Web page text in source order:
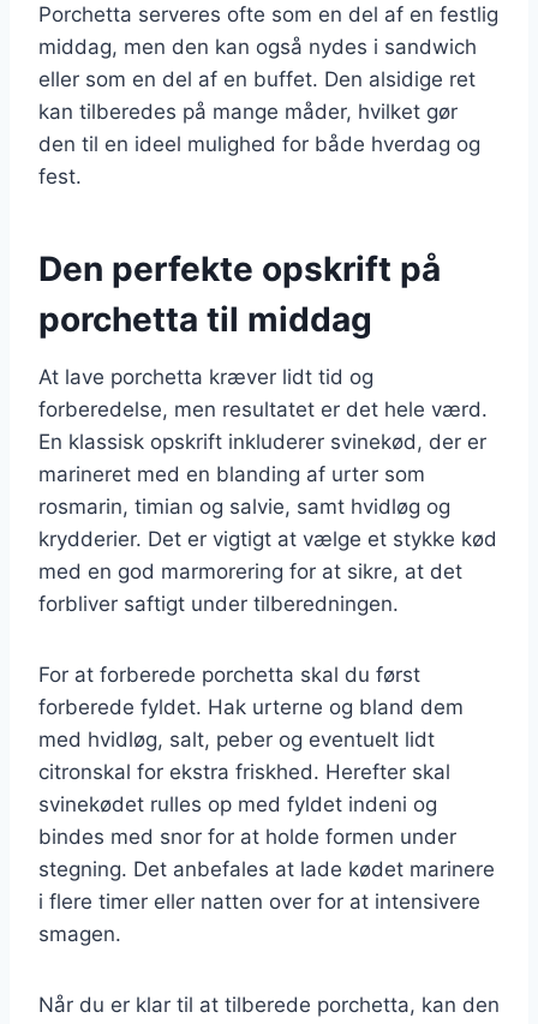
Porchetta serveres ofte som en del af en festlig
middag, men den kan også nydes i sandwich
eller som en del af en buffet. Den alsidige ret
kan tilberedes på mange måder, hvilket gør
den til en ideel mulighed for både hverdag og
fest.
Den perfekte opskrift på
porchetta til middag
At lave porchetta kræver lidt tid og
forberedelse, men resultatet er det hele værd.
En klassisk opskrift inkluderer svinekød, der er
marineret med en blanding af urter som
rosmarin, timian og salvie, samt hvidløg og
krydderier. Det er vigtigt at vælge et stykke kød
med en god marmorering for at sikre, at det
forbliver saftigt under tilberedningen.
For at forberede porchetta skal du først
forberede fyldet. Hak urterne og bland dem
med hvidløg, salt, peber og eventuelt lidt
citronskal for ekstra friskhed. Herefter skal
svinekødet rulles op med fyldet indeni og
bindes med snor for at holde formen under
stegning. Det anbefales at lade kødet marinere
i flere timer eller natten over for at intensivere
smagen.
Når du er klar til at tilberede porchetta, kan den